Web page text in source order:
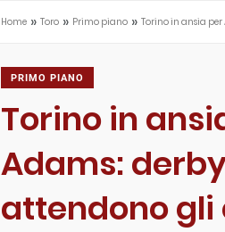
Home » Toro » Primo piano » Torino in ansia
PRIMO PIANO
Torino in
Adams:
attendono gli